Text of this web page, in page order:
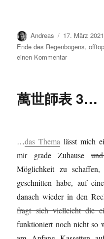
Autor
Andreas
Veröffentlicht
am
17. März 2021
Ende des Regenbogens,
einen Kommentarzu
表
4,
&
萬世師表 3…
…das Thema lässt mich
mir grade Zuhause
Möglichkeit zu
geschnitten habe, auf
danach wieder in den
fragt sich vielleicht die
funktioniert noch nicht so